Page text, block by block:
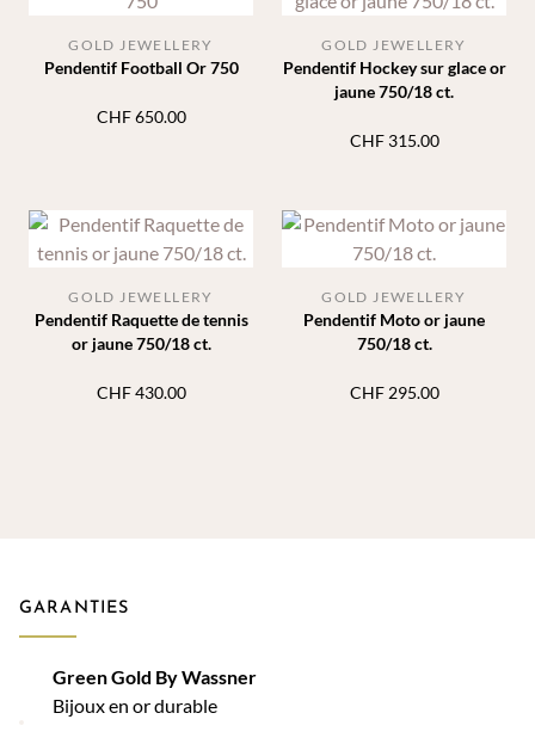
Pendentif Football Or 750
GOLD JEWELLERY
CHF650.00
Pendentif Hockey sur glace or
jaune 750/18 ct.
GOLD JEWELLERY
CHF315.00
Pendentif Raquette de tennis
or jaune 750/18 ct.
GOLD JEWELLERY
CHF430.00
Pendentif Moto or jaune
750/18 ct.
GOLD JEWELLERY
CHF295.00
GARANTIES
Green Gold By Wassner
Bijoux en or durable